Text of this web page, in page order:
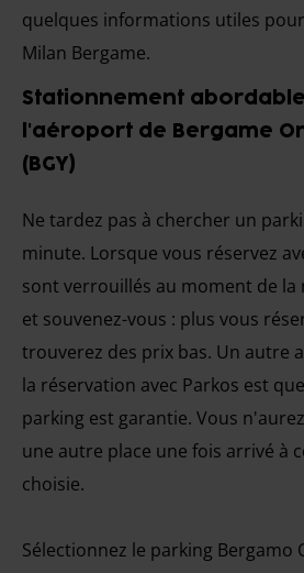
quelques informations utiles
Milan Bergame.
Stationnement
l'aéroport de Bergame
(BGY)
Ne tardez pas à chercher un
minute. Lorsque vous réservez
sont verrouillés au moment de la
et souvenez-vous : plus vous
trouverez des prix bas. Un autre
la réservation avec Parkos est
parking est garantie. Vous
une autre place une fois arrivé à
choisie.
Sélectionnez le parking Bergamo